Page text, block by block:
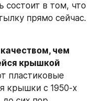
состоит в том, что
прямо сейчас.
чем
крышкой
пластиковые
крышки с 1950-х